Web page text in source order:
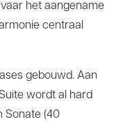
het aangename
centraal
gebouwd. Aan
wordt al hard
Sonate (40